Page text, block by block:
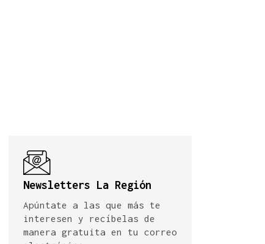
Newsletters La Región
Apúntate a las que más te
interesen y recíbelas de
manera gratuita en tu correo